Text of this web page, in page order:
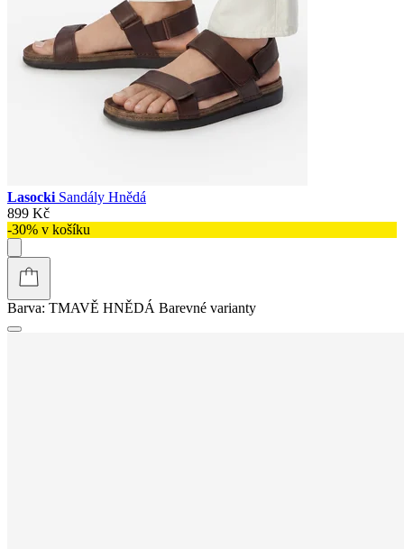
Lasocki Sandály Hnědá
899 Kč
-30% v košíku
Barva: TMAVĚ HNĚDÁ Barevné varianty